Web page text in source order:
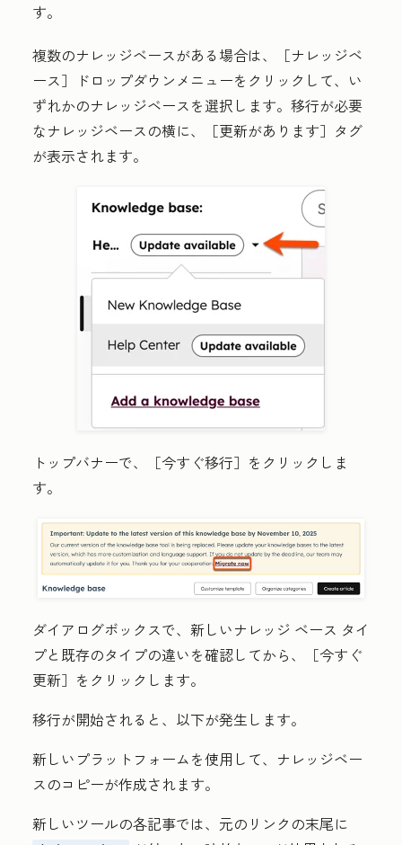
す。
複数のナレッジベースがある場合は、
［ナレッジベ
ース］ドロップダウンメニューをクリックして、い
ずれかのナレッジベースを選択します。移行が必要
なナレッジベースの横に、
［更新があります］タグ
が表示されます。
トップバナーで、
［今すぐ移行］をクリックしま
す。
ダイアログボックスで、新しいナレッジ ベース タイ
プと既存のタイプの違いを確認してから、
［今すぐ
更新］をクリックします。
移行が開始されると、以下が発生します。
新しいプラットフォームを使用して、ナレッジベー
スのコピーが作成されます。
新しいツールの各記事では、元のリンクの末尾に